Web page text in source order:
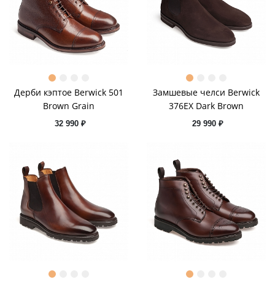
Дерби кэптое Berwick 501
Brown Grain
32 990 ₽
Замшевые челси Berwick
376EX Dark Brown
29 990 ₽